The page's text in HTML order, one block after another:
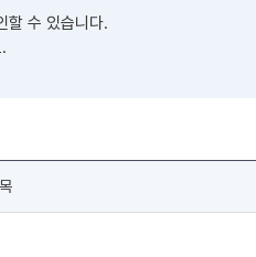
할 수 있습니다.